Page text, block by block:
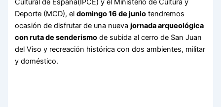
Cultural de España(IPCE) y el Ministerio de Cultura y
Deporte (MCD), eldomingo 16 de junio tendremos
ocasión de disfrutar de una nuevajornada arqueológica
con ruta de senderismo de subida al cerro de San Juan
del Viso y recreación histórica con dos ambientes, militar
y doméstico.